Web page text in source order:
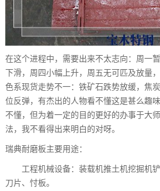
在这个进程中，需要出来不太志向：周一
下滑，周四小幅上升，周五无可匹及放量
色系现货走势不一：铁矿石跌势放缓，焦
位反弹，有杰出的人物看不懂这是甚么趣
不懂，但为着一定的目的更好的办事于大
法，我不看得出来明白的对呀。
瑞典耐磨板主要用途：
工程机械设备：装载机推土机挖掘机铲
刀片、忖板。